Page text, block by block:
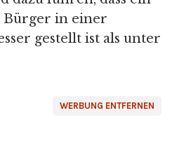
Bürger in einer
gestellt ist als unter
WERBUNG ENTFERNEN